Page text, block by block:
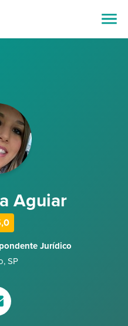
Aguiar
Jurídico
, SP